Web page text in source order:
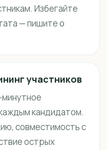
Избегайте
— пишите о
участников
кандидатом.
совместимость с
острых